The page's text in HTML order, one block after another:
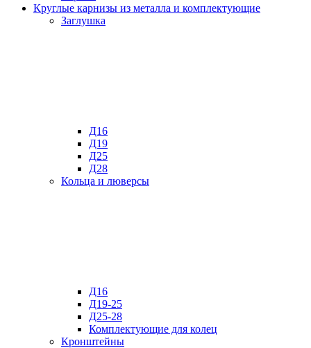
Круглые карнизы из металла и комплектующие
Заглушка
Д16
Д19
Д25
Д28
Кольца и люверсы
Д16
Д19-25
Д25-28
Комплектующие для колец
Кронштейны